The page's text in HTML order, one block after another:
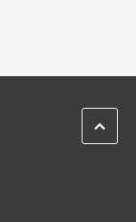
kartě
ZPĚT